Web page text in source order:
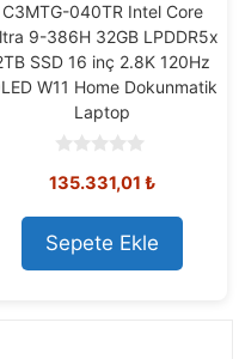
C3MTG-040TR Intel Core
9-386H 32GB LPDDR5x
SSD 16 inç 2.8K 120Hz
W11 Home Dokunmatik
Laptop
o
t
o
f
5
135.331,01 ₺
Sepete Ekle